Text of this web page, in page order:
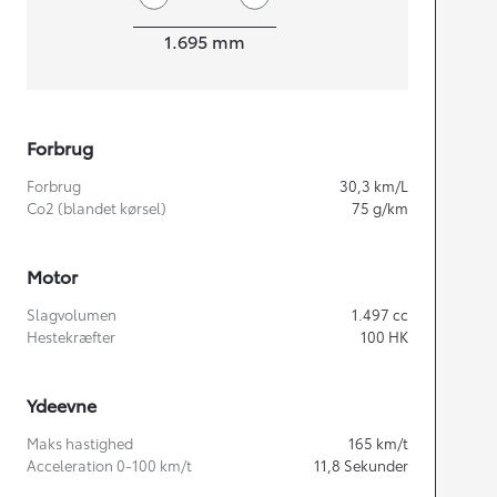
1.695 mm
Forbrug
Forbrug 30,3 km/L
Co2 (blandet kørsel)
75 g/km
Motor
Slagvolumen 1.497 cc
Hestekræfter
100 HK
Ydeevne
Maks hastighed 165 km/t
Acceleration 0-100 km/t
11,8 Sekunder